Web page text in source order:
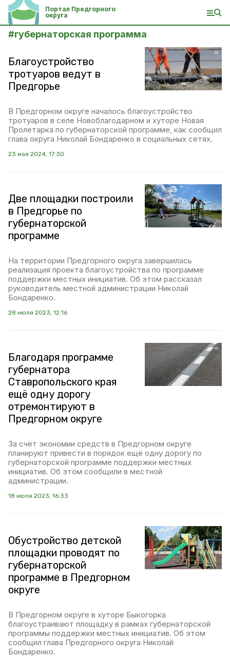
Портал Предгорного
округа
#губернаторская программа
Благоустройство
тротуаров ведут в
Предгорье
В Предгорном округе началось благоустройство
тротуаров в селе Новоблагодарном и хуторе Новая
Пролетарка по губернаторской программе, как сообщил
глава округа Николай Бондаренко в социальных сетях.
23 мая 2024, 17:30
Две площадки построили
в Предгорье по
губернаторской
программе
На территории Предгорного округа завершилась
реализация проекта благоустройства по программе
поддержки местных инициатив. Об этом рассказал
руководитель местной администрации Николай
Бондаренко.
28 июля 2023, 12:16
Благодаря программе
губернатора
Ставропольского края
ещё одну дорогу
отремонтируют в
Предгорном округе
За счёт экономии средств в Предгорном округе
планируют привести в порядок ещё одну дорогу по
губернаторской программе поддержки местных
инициатив. Об этом сообщили в местной
администрации.
18 июля 2023, 16:33
Обустройство детской
площадки проводят по
губернаторской
программе в Предгорном
округе
В Предгорном округе в хуторе Быкогорка
благоустраивают площадку в рамках губернаторской
программы поддержки местных инициатив. Об этом
сообщил глава Предгорного округа Николай
Бондаренко.